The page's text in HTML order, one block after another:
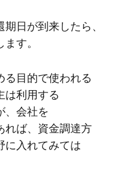
日が​到来したら、​
す。
る​目的で​使われる​
は​利用する​
、​会社を​
れば、​資金調達方​
に​入れてみては​